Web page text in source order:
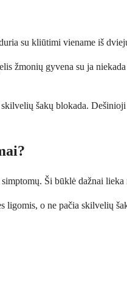
su kliūtimi viename iš
žmonių gyvena su ja
šakų blokada.
Ši būklė dažnai
ligomis, o ne pačia skilvelių